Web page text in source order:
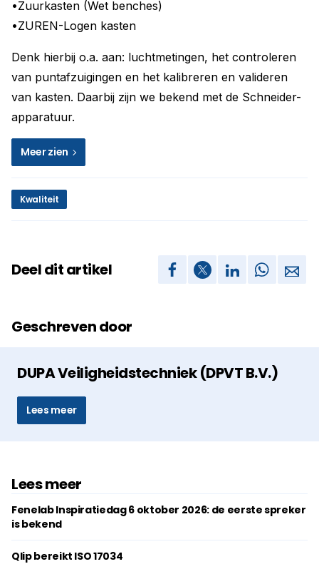
•Zuurkasten (Wet benches)
•ZUREN-Logen kasten
Denk hierbij o.a. aan: luchtmetingen, het controleren
van puntafzuigingen en het kalibreren en valideren
van kasten. Daarbij zijn we bekend met de Schneider-
apparatuur.
Meer zien
Kwaliteit
Deel dit artikel
Geschreven door
DUPA Veiligheidstechniek (DPVT B.V.)
Lees meer
Lees meer
Fenelab Inspiratiedag 6 oktober 2026: de eerste spreker
is bekend
Qlip bereikt ISO 17034